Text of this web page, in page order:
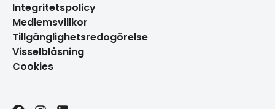
Integritetspolicy
Medlemsvillkor
Tillgänglighetsredogörelse
Visselblåsning
Cookies